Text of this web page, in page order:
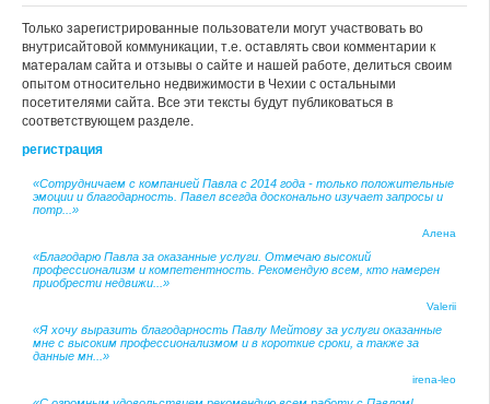
Только зарегистрированные пользователи могут участвовать во
внутрисайтовой коммуникации, т.е. оставлять свои комментарии к
матералам сайта и отзывы о сайте и нашей работе, делиться своим
опытом относительно недвижимости в Чехии с остальными
посетителями сайта. Все эти тексты будут публиковаться в
соответствующем разделе.
регистрация
«Сотрудничаем с компанией Павла с 2014 года - только положительные
эмоции и благодарность. Павел всегда досконально изучает запросы и
потр...»
Алена
«Благодарю Павла за оказанные услуги. Отмечаю высокий
профессионализм и компетентность. Рекомендую всем, кто намерен
приобрести недвижи...»
Valerii
«Я хочу выразить благодарность Павлу Мейтову за услуги оказанные
мне с высоким профессионализмом и в короткие сроки, а также за
данные мн...»
irena-leo